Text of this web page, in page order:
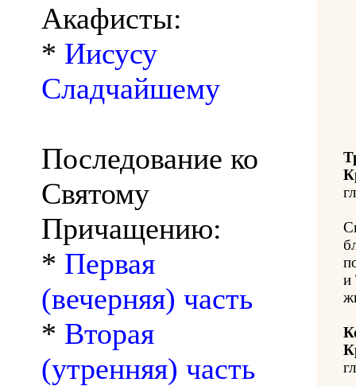
Акафисты:
* Иисусу
Сладчайшему
Последование ко
Святому
Причащению:
* Первая
(вечерняя) часть
* Вторая
(утренняя) часть
и